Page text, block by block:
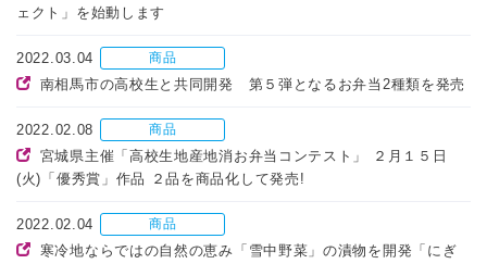
ェクト」を始動します
2022.03.04 商品
南相馬市の高校生と共同開発 第５弾となるお弁当2種類を発売
2022.02.08 商品
宮城県主催「高校生地産地消お弁当コンテスト」 ２月１５日
(火)「優秀賞」作品 ２品を商品化して発売!
2022.02.04 商品
寒冷地ならではの自然の恵み「雪中野菜」の漬物を開発「にぎ